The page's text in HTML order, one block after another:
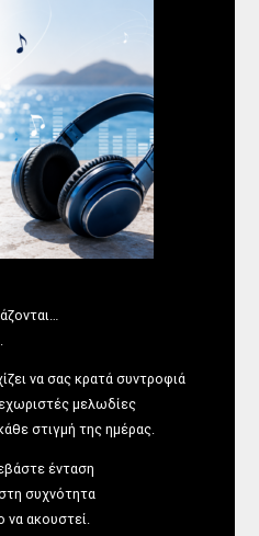
να σας κρατά συντροφιά
μελωδίες
στιγμή της ημέρας.
ένταση
συχνότητα
να ακουστεί.